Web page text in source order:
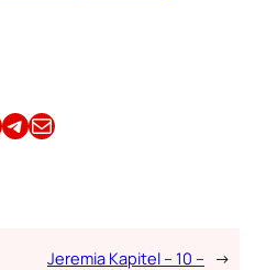
Share this article on TelegramEmail this Article
Jeremia Kapitel – 10 – →